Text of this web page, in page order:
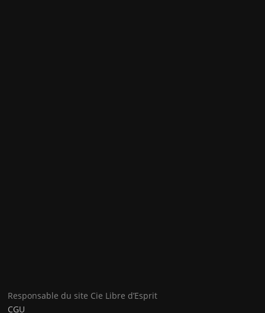
Responsable du site Cie Libre d’Esprit
CGU